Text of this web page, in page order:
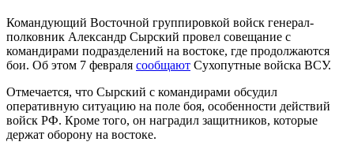
Командующий Восточной группировкой войск генерал-
полковник Александр Сырский провел совещание с
командирами подразделений на востоке, где продолжаются
бои. Об этом 7 февраля сообщают Сухопутные войска ВСУ.
Отмечается, что Сырский с командирами обсудил
оперативную ситуацию на поле боя, особенности действий
войск РФ. Кроме того, он наградил защитников, которые
держат оборону на востоке.